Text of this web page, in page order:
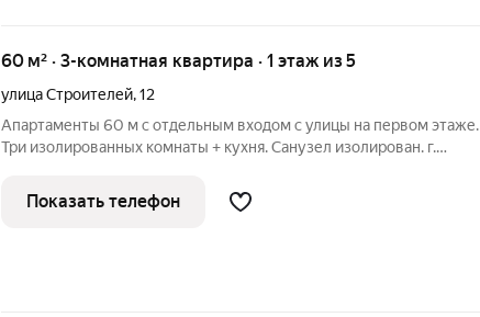
60 м² · 3-комнатная квартира · 1 этаж из 5
улица Строителей,12
Апартаменты 60 м с отдельным входом с улицы на первом этаже.
Три изолированных комнаты + кухня. Санузел изолирован. г.
ПВХ. Подходит для проживания или для сдачи в аренду. Отличное
Показать телефон